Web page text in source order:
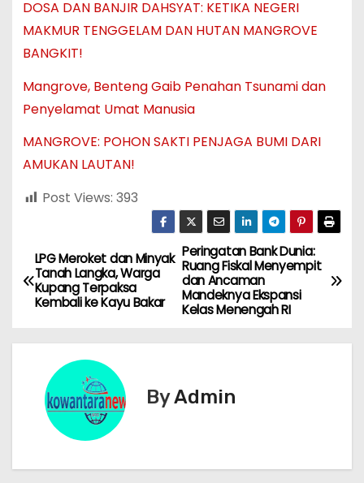
DOSA DAN BANJIR DAHSYAT: KETIKA NEGERI
MAKMUR TENGGELAM DAN HUTAN MANGROVE
BANGKIT!
Mangrove, Benteng Gaib Penahan Tsunami dan
Penyelamat Umat Manusia
MANGROVE: POHON SAKTI PENJAGA BUMI DARI
AMUKAN LAUTAN!
Post Views: 393
N
a
s
Peringatan Bank Dunia:
Ruang Fiskal Menyempit
dan Ancaman
Mandeknya Ekspansi
Kelas Menengah RI
LPG Meroket dan Minyak
Tanah Langka, Warga
Kupang Terpaksa
Kembali ke Kayu Bakar
ByAdmin